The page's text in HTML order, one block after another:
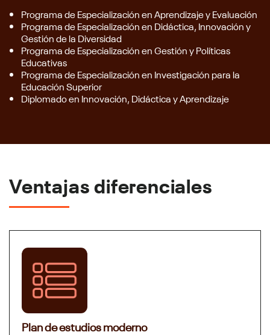
Programa de Especialización en Aprendizaje y Evaluación
Programa de Especialización en Didáctica, Innovación y
Gestión de la Diversidad
Programa de Especialización en Gestión y Políticas
Educativas
Programa de Especialización en Investigación para la
Educación Superior
Diplomado en Innovación, Didáctica y Aprendizaje
Ventajas diferenciales
Plan de estudios moderno